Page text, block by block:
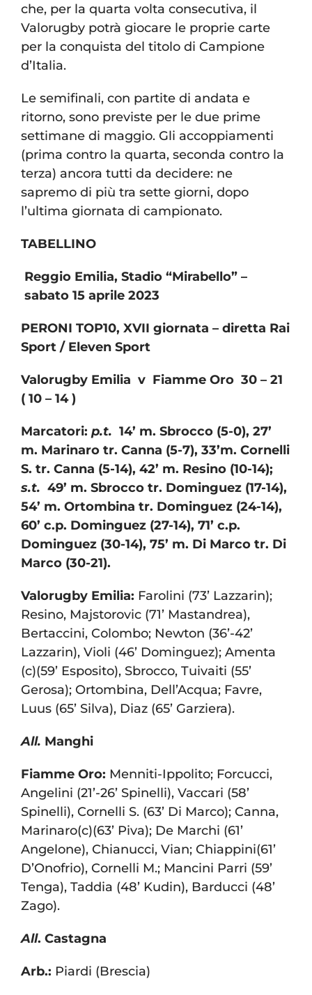
che, per la quarta volta consecutiva, il
Valorugby potrà giocare le proprie carte
per la conquista del titolo di Campione
d’Italia.
Le semifinali, con partite di andata e
ritorno, sono previste per le due prime
settimane di maggio. Gli accoppiamenti
(prima contro la quarta, seconda contro la
terza) ancora tutti da decidere: ne
sapremo di più tra sette giorni, dopo
l’ultima giornata di campionato.
TABELLINO
Reggio Emilia, Stadio “Mirabello” –
sabato 15 aprile 2023
PERONI TOP10, XVII giornata – diretta Rai
Sport / Eleven Sport
Valorugby Emilia v Fiamme Oro 30 – 21
( 10 – 14 )
Marcatori: p.t. 14’ m. Sbrocco (5-0), 27’
m. Marinaro tr. Canna (5-7), 33’m. Cornelli
S. tr. Canna (5-14), 42’ m. Resino (10-14);
s.t. 49’ m. Sbrocco tr. Dominguez (17-14),
54’ m. Ortombina tr. Dominguez (24-14),
60’ c.p. Dominguez (27-14), 71’ c.p.
Dominguez (30-14), 75’ m. Di Marco tr. Di
Marco (30-21).
Valorugby Emilia: Farolini (73’ Lazzarin);
Resino, Majstorovic (71’ Mastandrea),
Bertaccini, Colombo; Newton (36’-42’
Lazzarin), Violi (46’ Dominguez); Amenta
(c)(59’ Esposito), Sbrocco, Tuivaiti (55’
Gerosa); Ortombina, Dell’Acqua; Favre,
Luus (65’ Silva), Diaz (65’ Garziera).
All. Manghi
Fiamme Oro: Menniti-Ippolito; Forcucci,
Angelini (21’-26’ Spinelli), Vaccari (58’
Spinelli), Cornelli S. (63’ Di Marco); Canna,
Marinaro(c)(63’ Piva); De Marchi (61’
Angelone), Chianucci, Vian; Chiappini(61’
D’Onofrio), Cornelli M.; Mancini Parri (59’
Tenga), Taddia (48’ Kudin), Barducci (48’
Zago).
All. Castagna
Arb.: Piardi (Brescia)